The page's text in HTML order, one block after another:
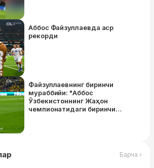
Аббос Файзуллаевда аср
рекорди
Файзуллаевнинг биринчи
мураббийи: "Аббос
Ўзбекистоннинг Жаҳон
чемпионатидаги биринчи
Барча ›